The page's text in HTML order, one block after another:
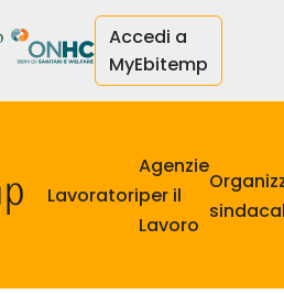
Accedi a
MyEbitemp
Lavoratori
Agenzie
per il
Lavoro